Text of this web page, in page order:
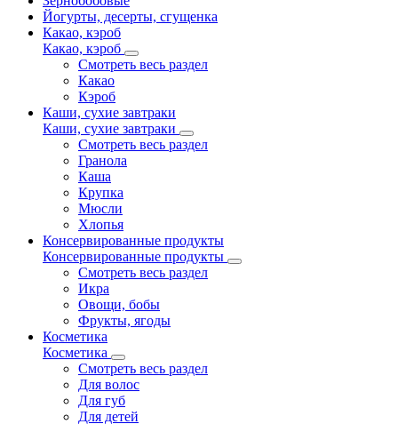
Йогурты, десерты, сгущенка
Какао, кэроб
Какао, кэроб
Смотреть весь раздел
Какао
Кэроб
Каши, сухие завтраки
Каши, сухие завтраки
Смотреть весь раздел
Гранола
Каша
Крупка
Мюсли
Хлопья
Консервированные продукты
Консервированные продукты
Смотреть весь раздел
Икра
Овощи, бобы
Фрукты, ягоды
Косметика
Косметика
Смотреть весь раздел
Для волос
Для губ
Для детей